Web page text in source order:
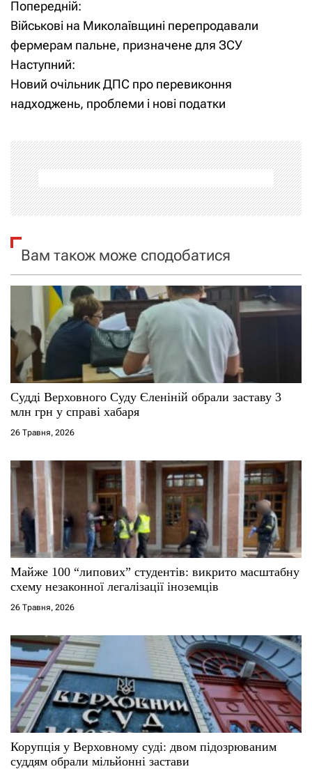
Н
а
в
і
а
ц
і
я
з
п
и
с
і
в
Попередній:
Військові на Миколаївщині перепродавали
фермерам пальне, призначене для ЗСУ
Наступний:
Новий очільник ДПС про перевиконня
надходжень, проблеми і нові податки
Вам також може сподобатися
Судді Верховного Суду Єленіній обрали заставу 3
млн грн у справі хабаря
26 Травня, 2026
Майже 100 “липових” студентів: викрито масштабну
схему незаконної легалізації іноземців
26 Травня, 2026
Корупція у Верховному суді: двом підозрюваним
суддям обрали мільйонні застави